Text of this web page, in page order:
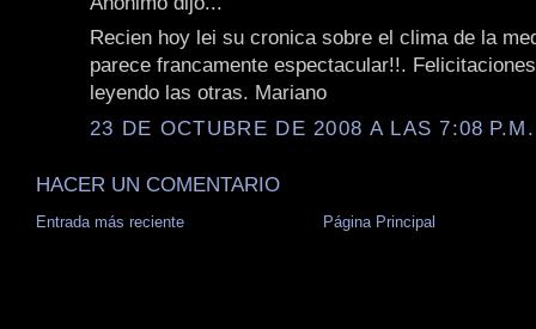
Recien hoy lei su cronica sobre el clima de la
parece francamente espectacular!!.
leyendo las otras. Mariano
23 DE OCTUBRE DE 2008 A LAS 7:08 P.M.
HACER UN COMENTARIO
Entrada más reciente Página Principal